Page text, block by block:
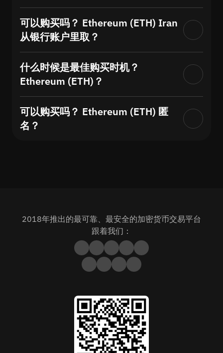
可以购买吗？ Ethereum (ETH) Iran
从银行账户里取？
什么时候是最佳购买时机？
Ethereum (ETH)？
可以购买吗？ Ethereum (ETH) 匿
名？
2018年推出的最可靠、最安全的加密货币交易平台
跟着我们：